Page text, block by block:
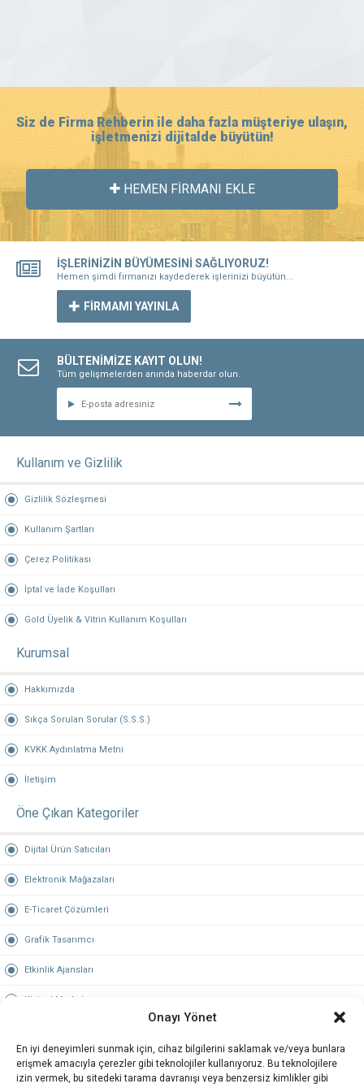
Onayı Yönet
En iyi deneyimleri sunmak için, cihaz bilgilerini saklamak ve/veya bunlara
erişmek amacıyla çerezler gibi teknolojiler kullanıyoruz. Bu teknolojilere
izin vermek, bu sitedeki tarama davranışı veya benzersiz kimlikler gibi
Siz de Firma Rehberin ile daha fazla müşteriye ulaşın,
işletmenizi dijitalde büyütün!
HEMEN FİRMANI EKLE
İŞLERİNİZİN BÜYÜMESİNİ SAĞLIYORUZ!
Hemen şimdi firmanızı kaydederek işlerinizi büyütün...
FİRMAMI YAYINLA
BÜLTENİMİZE KAYIT OLUN!
Tüm gelişmelerden anında haberdar olun.
Kullanım ve Gizlilik
Gizlilik Sözleşmesi
Kullanım Şartları
Çerez Politikası
İptal ve İade Koşulları
Gold Üyelik & Vitrin Kullanım Koşulları
Kurumsal
Hakkımızda
Sıkça Sorulan Sorular (S.S.S.)
KVKK Aydınlatma Metni
İletişim
Öne Çıkan Kategoriler
Dijital Ürün Satıcıları
Elektronik Mağazaları
E-Ticaret Çözümleri
Grafik Tasarımcı
Etkinlik Ajansları
Kişisel Markalar
Öne Çıkan Şehirler